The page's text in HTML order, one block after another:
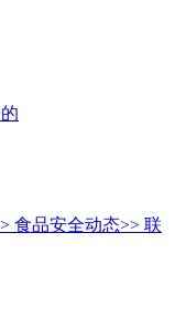
食品安全动态>> 联